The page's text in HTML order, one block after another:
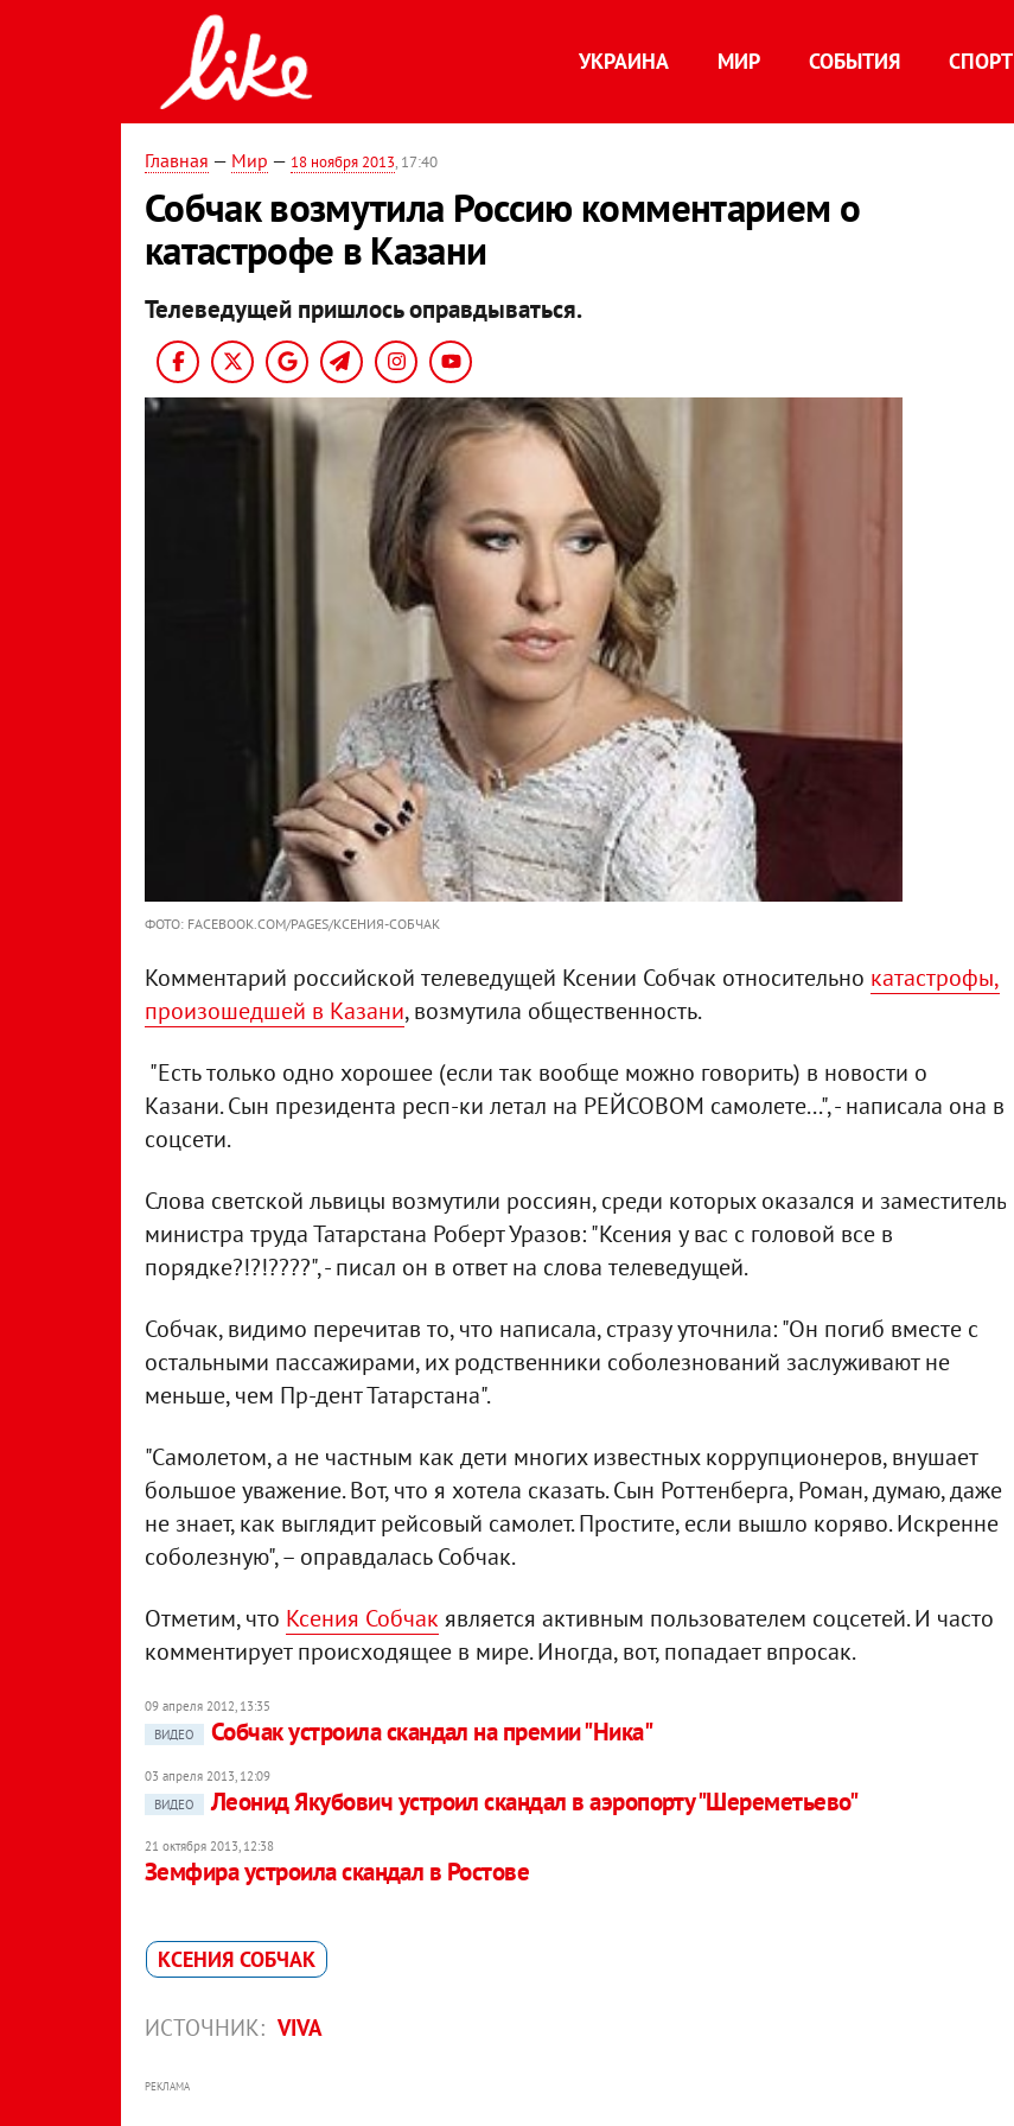
УКРАИНА МИР СОБЫТИЯ СПОРТ
Главная — Мир — 18 ноября 2013, 17:40
Собчак возмутила Россию комментарием о
катастрофе в Казани
Телеведущей пришлось оправдываться.
ФОТО: FACEBOOK.COM/PAGES/КСЕНИЯ-СОБЧАК
Комментарий российской телеведущей Ксении Собчак относительно катастрофы,
произошедшей в Казани, возмутила общественность.
"Есть только одно хорошее (если так вообще можно говорить) в новости о
Казани. Сын президента респ-ки летал на РЕЙСОВОМ самолете...", - написала она в
соцсети.
Слова светской львицы возмутили россиян, среди которых оказался и заместитель
министра труда Татарстана Роберт Уразов: "Ксения у вас с головой все в
порядке?!?!????", - писал он в ответ на слова телеведущей.
Собчак, видимо перечитав то, что написала, стразу уточнила: "Он погиб вместе с
остальными пассажирами, их родственники соболезнований заслуживают не
меньше, чем Пр-дент Татарстана".
"Самолетом, а не частным как дети многих известных коррупционеров, внушает
большое уважение. Вот, что я хотела сказать. Сын Роттенберга, Роман, думаю, даже
не знает, как выглядит рейсовый самолет. Простите, если вышло коряво. Искренне
соболезную", – оправдалась Собчак.
Отметим, что Ксения Собчак является активным пользователем соцсетей. И часто
комментирует происходящее в мире. Иногда, вот, попадает впросак.
09 апреля 2012, 13:35
ВИДЕО
Собчак устроила скандал на премии "Ника"‎
03 апреля 2013, 12:09
ВИДЕО
Леонид Якубович устроил скандал в аэропорту "Шереметьево"
21 октября 2013, 12:38
Земфира устроила скандал в Ростове
КСЕНИЯ СОБЧАК
ИСТОЧНИК: VIVA
РЕКЛАМА